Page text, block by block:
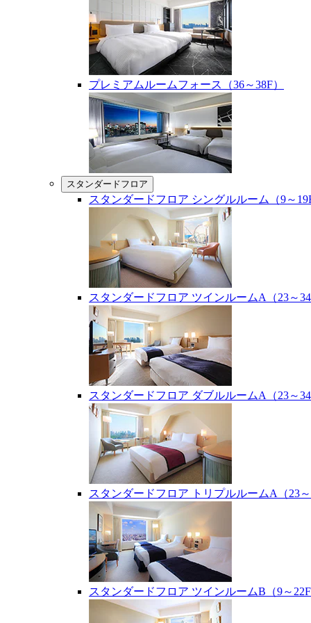
プレミアムルームフォース（36～38F）
スタンダードフロア
スタンダードフロア シングルルーム（9～19F
スタンダードフロア ツインルームA（23～
スタンダードフロア ダブルルームA（23～
スタンダードフロア トリプルルームA（23～
スタンダードフロア ツインルームB（9～22F